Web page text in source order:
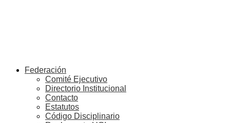
Federación
Comité Ejecutivo
Directorio Institucional
Contacto
Estatutos
Código Disciplinario